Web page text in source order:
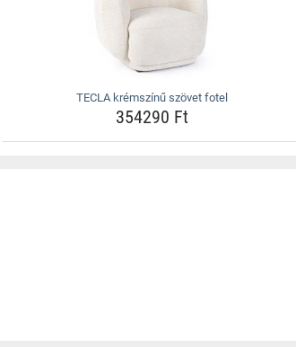
TECLA krémszínű szövet fotel
354290 Ft